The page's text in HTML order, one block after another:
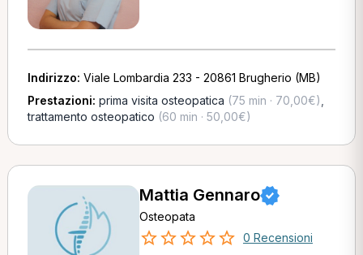
Indirizzo: Viale Lombardia 233 - 20861 Brugherio (MB)
Prestazioni: prima visita osteopatica (75 min · 70,00€)
trattamento osteopatico (60 min · 50,00€)
Mattia Gennaro
Osteopata
0 Recensioni